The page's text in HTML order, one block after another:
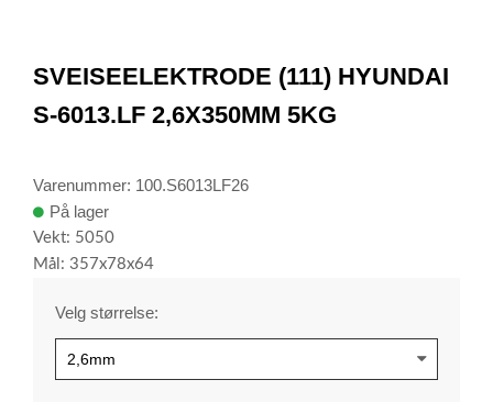
of
1
SVEISEELEKTRODE (111) HYUNDAI
S-6013.LF 2,6X350MM 5KG
Varenummer: 100.S6013LF26
På lager
Vekt: 5050
Mål: 357x78x64
Velg størrelse: